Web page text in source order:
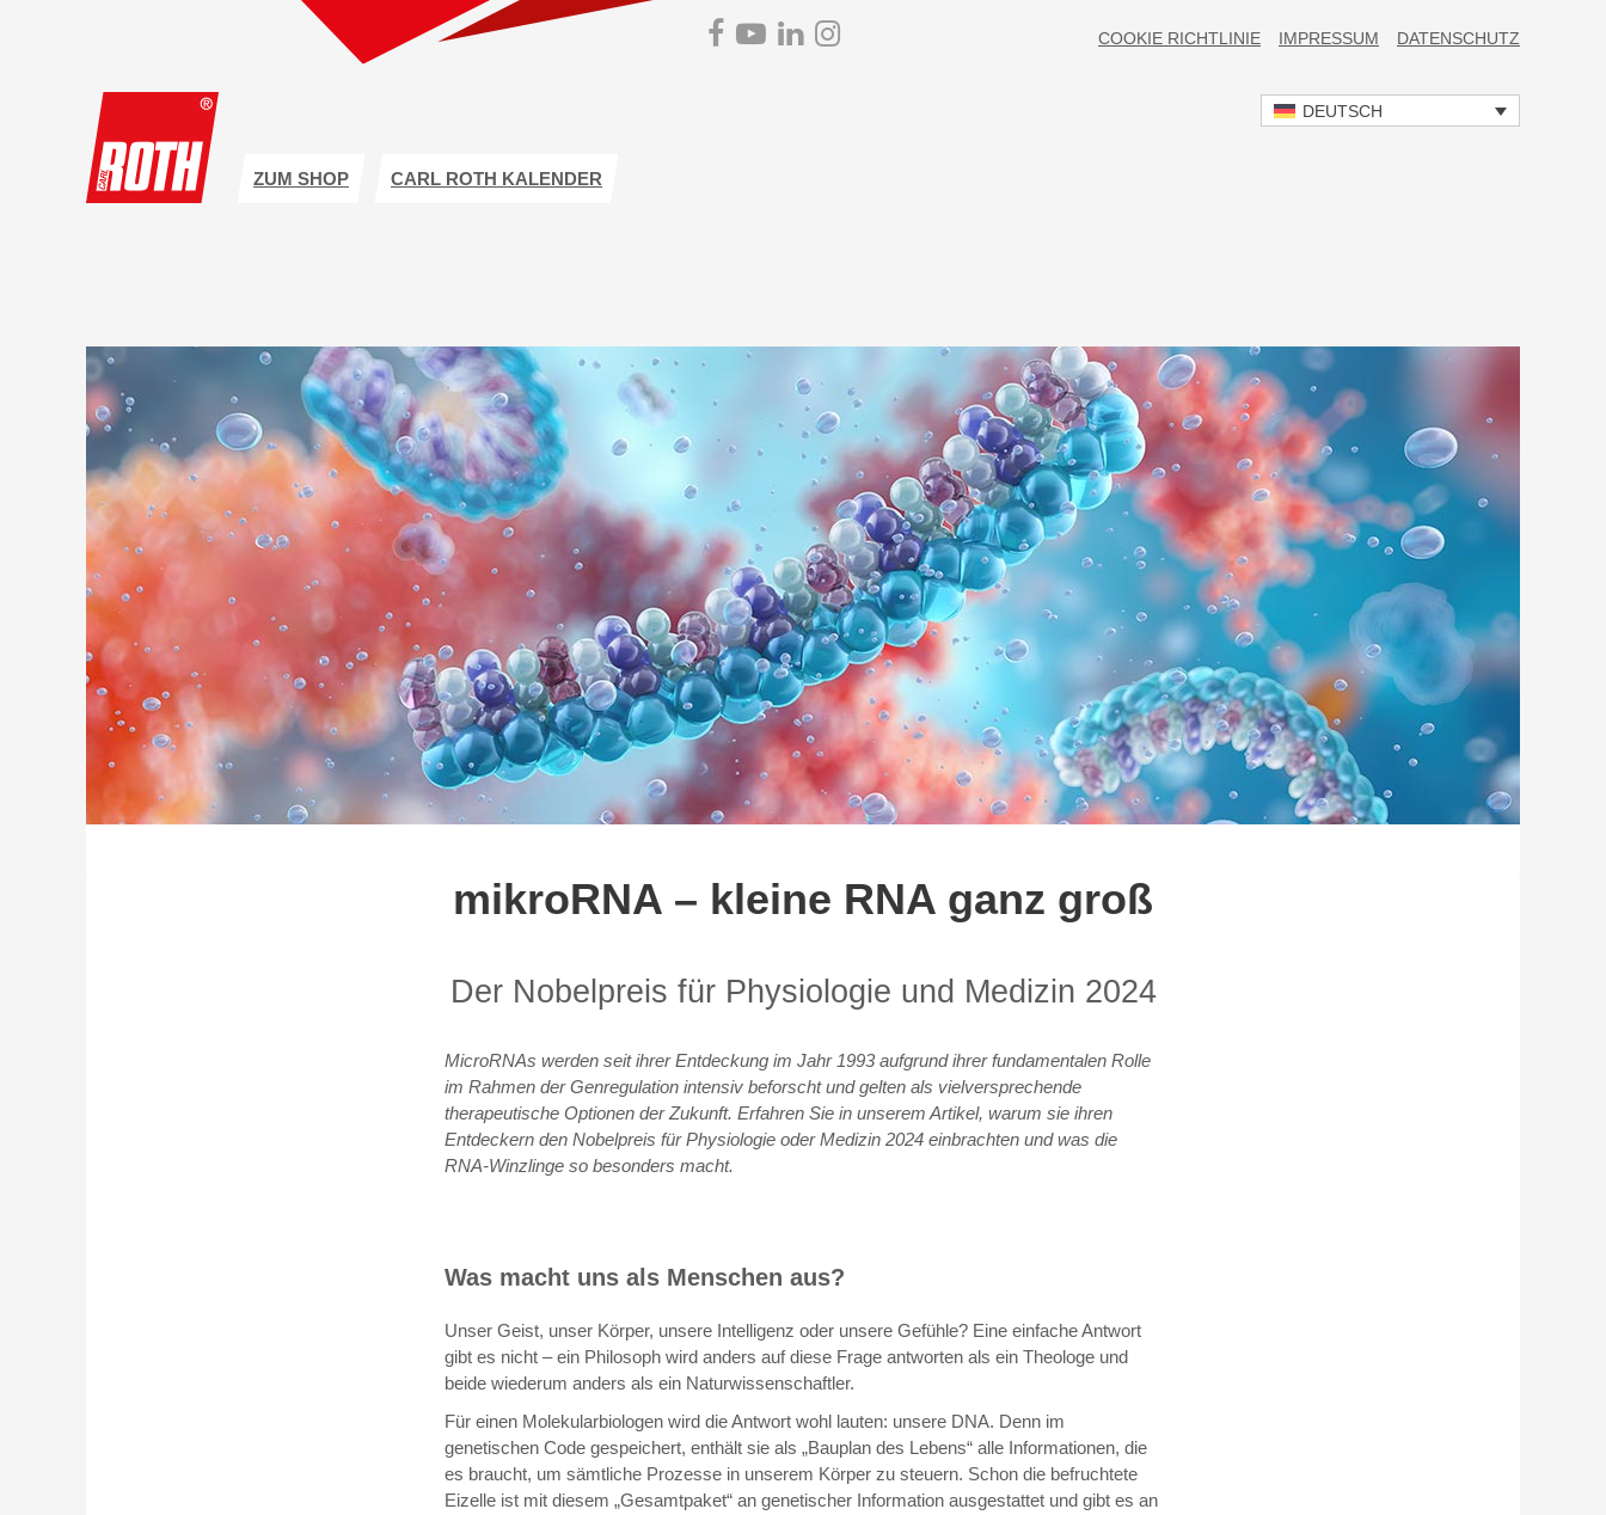
DATENSCHUTZ
IMPRESSUM
COOKIE RICHTLINIE
ZUM SHOP CARL ROTH KALENDER
DEUTSCH
mikroRNA – kleine RNA ganz groß
Der Nobelpreis für Physiologie und Medizin 2024
MicroRNAs werden seit ihrer Entdeckung im Jahr 1993 aufgrund ihrer fundamentalen Rolle
im Rahmen der Genregulation intensiv beforscht und gelten als vielversprechende
therapeutische Optionen der Zukunft. Erfahren Sie in unserem Artikel, warum sie ihren
Entdeckern den Nobelpreis für Physiologie oder Medizin 2024 einbrachten und was die
RNA-Winzlinge so besonders macht.
Was macht uns als Menschen aus?
Unser Geist, unser Körper, unsere Intelligenz oder unsere Gefühle? Eine einfache Antwort
gibt es nicht – ein Philosoph wird anders auf diese Frage antworten als ein Theologe und
beide wiederum anders als ein Naturwissenschaftler.
Für einen Molekularbiologen wird die Antwort wohl lauten: unsere DNA. Denn im
genetischen Code gespeichert, enthält sie als „Bauplan des Lebens“ alle Informationen, die
es braucht, um sämtliche Prozesse in unserem Körper zu steuern. Schon die befruchtete
Eizelle ist mit diesem „Gesamtpaket“ an genetischer Information ausgestattet und gibt es an